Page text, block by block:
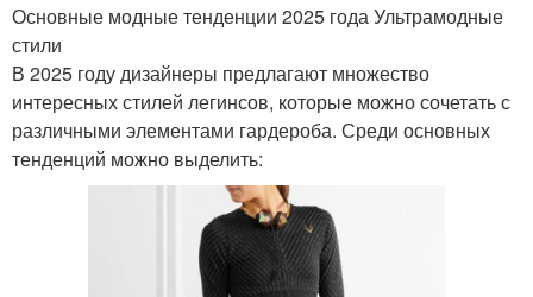
Основные модные тенденции 2025 года Ультрамодные
стили
В 2025 году дизайнеры предлагают множество
интересных стилей легинсов, которые можно сочетать с
различными элементами гардероба. Среди основных
тенденций можно выделить: